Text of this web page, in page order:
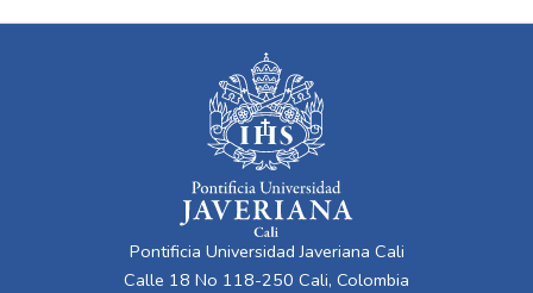
Pontificia Universidad Javeriana Cali
Calle 18 No 118-250 Cali, Colombia